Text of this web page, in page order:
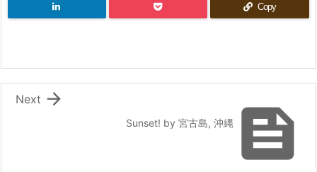
Copy

Sunset! by 宮古島, 沖縄

Next